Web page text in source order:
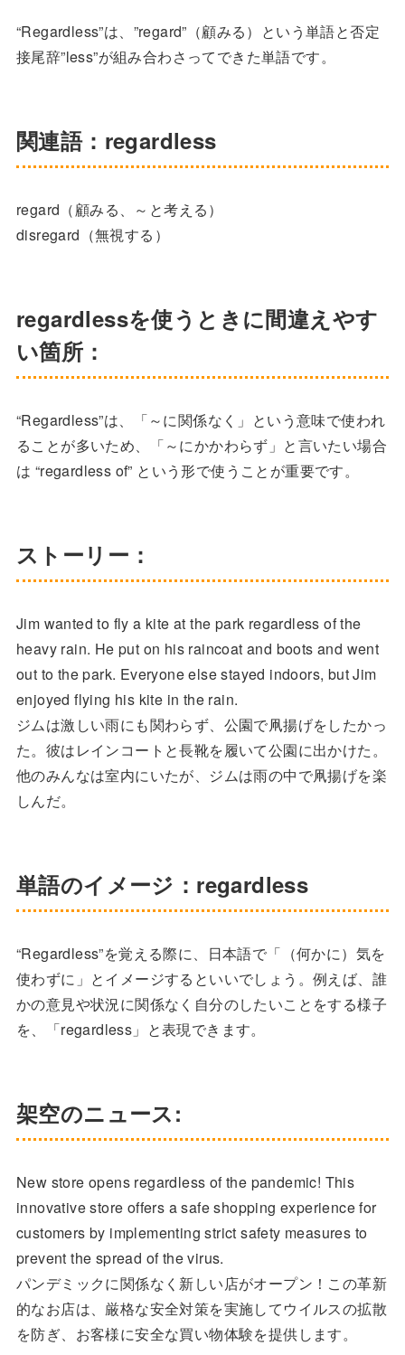
“Regardless”は、”regard”（顧みる）という単語と否定
接尾辞”less”が組み合わさってできた単語です。
関連語：regardless
regard（顧みる、～と考える）
disregard（無視する）
regardlessを使うときに間違えやす
い箇所：
“Regardless”は、「～に関係なく」という意味で使われ
ることが多いため、「～にかかわらず」と言いたい場合
は “regardless of” という形で使うことが重要です。
ストーリー：
Jim wanted to fly a kite at the park regardless of the
heavy rain. He put on his raincoat and boots and went
out to the park. Everyone else stayed indoors, but Jim
enjoyed flying his kite in the rain.
ジムは激しい雨にも関わらず、公園で凧揚げをしたかっ
た。彼はレインコートと長靴を履いて公園に出かけた。
他のみんなは室内にいたが、ジムは雨の中で凧揚げを楽
しんだ。
単語のイメージ：regardless
“Regardless”を覚える際に、日本語で「（何かに）気を
使わずに」とイメージするといいでしょう。例えば、誰
かの意見や状況に関係なく自分のしたいことをする様子
を、「regardless」と表現できます。
架空のニュース:
New store opens regardless of the pandemic! This
innovative store offers a safe shopping experience for
customers by implementing strict safety measures to
prevent the spread of the virus.
パンデミックに関係なく新しい店がオープン！この革新
的なお店は、厳格な安全対策を実施してウイルスの拡散
を防ぎ、お客様に安全な買い物体験を提供します。